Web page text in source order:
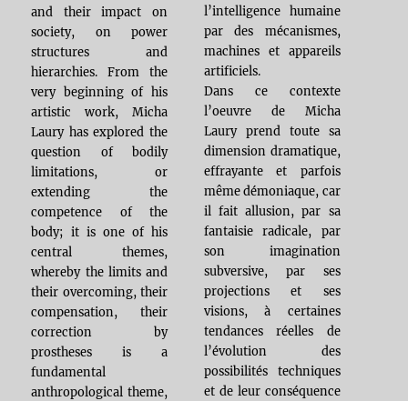
and their impact on
society, on power
structures and
hierarchies. From the
very beginning of his
artistic work, Micha
Laury has explored the
question of bodily
limitations, or
extending the
competence of the
body; it is one of his
central themes,
whereby the limits and
their overcoming, their
compensation, their
correction by
prostheses is a
fundamental
anthropological theme,
l’intelligence humaine
par des mécanismes,
machines et appareils
artificiels.
Dans ce contexte
l’oeuvre de Micha
Laury prend toute sa
dimension dramatique,
effrayante et parfois
même démoniaque, car
il fait allusion, par sa
fantaisie radicale, par
son imagination
subversive, par ses
projections et ses
visions, à certaines
tendances réelles de
l’évolution des
possibilités techniques
et de leur conséquence